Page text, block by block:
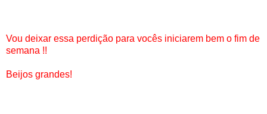
Vou deixar essa perdição para vocês iniciarem bem o fim de
semana !!
Beijos grandes!